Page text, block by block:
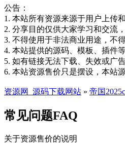
公告：
1. 本站所有资源来源于用户上传
2. 分享目的仅供大家学习和交流
3. 不得使用于非法商业用途，不
4. 本站提供的源码、模板、插件
5. 如有链接无法下载、失效或广
6. 本站资源售价只是摆设，本站
资源网_源码下载网站 » 帝国
常见问题FAQ
关于资源售价的说明